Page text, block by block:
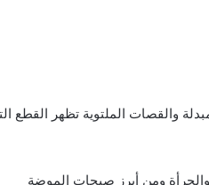
والقصات الملتوية تظهر القطع